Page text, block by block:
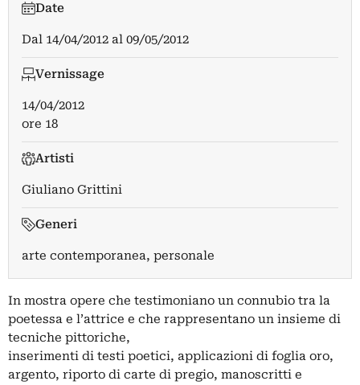
Date
Dal 14/04/2012 al 09/05/2012
Vernissage
14/04/2012
ore 18
Artisti
Giuliano Grittini
Generi
arte contemporanea, personale
In mostra opere che testimoniano un connubio tra la
poetessa e l’attrice e che rappresentano un insieme di
tecniche pittoriche,
inserimenti di testi poetici, applicazioni di foglia oro,
argento, riporto di carte di pregio, manoscritti e